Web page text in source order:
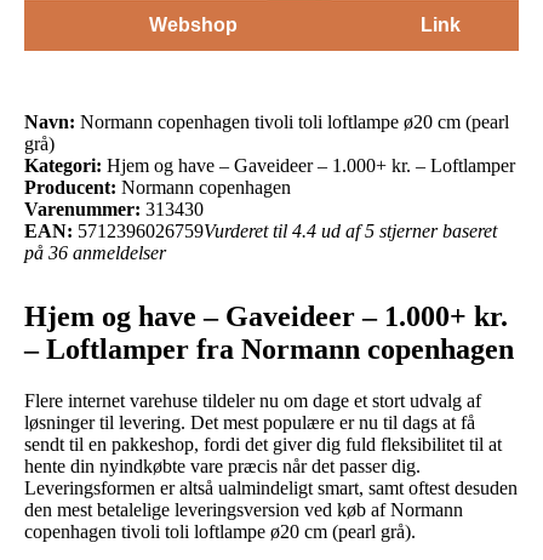
Webshop
Link
Navn: Normann copenhagen tivoli toli loftlampe ø20 cm (pearl
grå)
Kategori: Hjem og have – Gaveideer – 1.000+ kr. – Loftlamper
Producent: Normann copenhagen
Varenummer: 313430
EAN: 5712396026759Vurderet til 4.4 ud af 5 stjerner baseret
på 36 anmeldelser
Hjem og have – Gaveideer – 1.000+ kr.
– Loftlamper fra Normann copenhagen
Flere internet varehuse tildeler nu om dage et stort udvalg af
løsninger til levering. Det mest populære er nu til dags at få
sendt til en pakkeshop, fordi det giver dig fuld fleksibilitet til at
hente din nyindkøbte vare præcis når det passer dig.
Leveringsformen er altså ualmindeligt smart, samt oftest desuden
den mest betalelige leveringsversion ved køb af Normann
copenhagen tivoli toli loftlampe ø20 cm (pearl grå).